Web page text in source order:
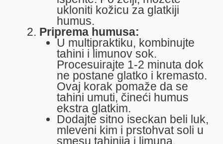
ukloniti kožicu za glatkiji
humus.
Priprema humusa:
U multipraktiku, kombinujte
tahini i limunov sok.
Procesuirajte 1-2 minuta dok
ne postane glatko i kremasto.
Ovaj korak pomaže da se
tahini umuti, čineći humus
ekstra glatkim.
Dodajte sitno iseckan beli luk,
mleveni kim i prstohvat soli u
smesu tahinija i limuna.